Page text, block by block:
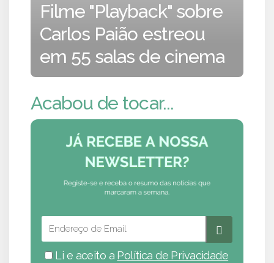
Filme "Playback" sobre
Carlos Paião estreou
em 55 salas de cinema
Acabou de tocar...
Li e aceito a Política de Privacidade